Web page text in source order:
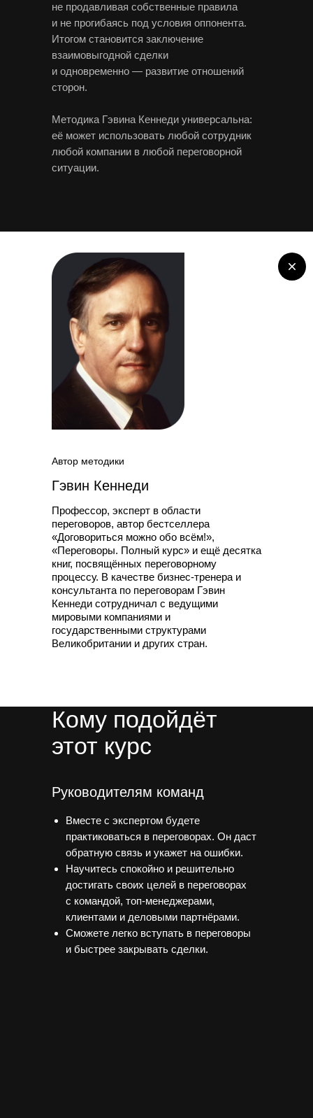
не продавливая собственные правила
и не прогибаясь под условия оппонента.
Итогом становится заключение
взаимовыгодной сделки
и одновременно — развитие отношений
сторон.
Методика Гэвина Кеннеди универсальна:
её может использовать любой сотрудник
любой компании в любой переговорной
ситуации.
Автор методики
Гэвин Кеннеди
Профессор, эксперт в области
переговоров, автор бестселлера
«Договориться можно обо всём!»,
«Переговоры. Полный курс» и ещё десятка
книг, посвящённых переговорному
процессу. В качестве бизнес-тренера и
консультанта по переговорам Гэвин
Кеннеди сотрудничал с ведущими
мировыми компаниями и
государственными структурами
Великобритании и других стран.
Кому подойдёт
Руководителям команд
этот курс
Вместе с экспертом будете
практиковаться в переговорах. Он даст
обратную связь и укажет на ошибки.
Научитесь спокойно и решительно
достигать своих целей в переговорах
с командой, топ-менеджерами,
клиентами и деловыми партнёрами.
Сможете легко вступать в переговоры
и быстрее закрывать сделки.